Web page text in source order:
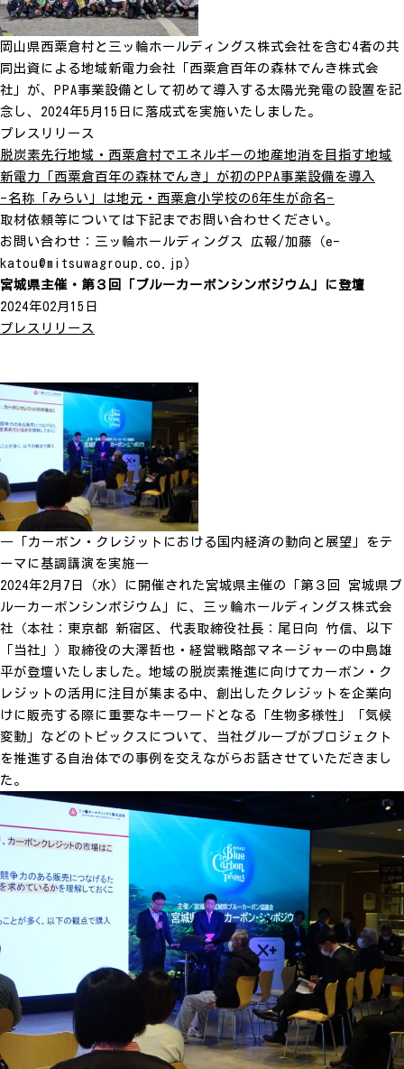
岡山県西粟倉村と三ッ輪ホールディングス株式会社を含む4者の共
同出資による地域新電力会社「西粟倉百年の森林でんき株式会
社」が、PPA事業設備として初めて導入する太陽光発電の設置を記
念し、2024年5月15日に落成式を実施いたしました。
プレスリリース
脱炭素先行地域・西粟倉村でエネルギーの地産地消を目指す地域
新電力「西粟倉百年の森林でんき」が初のPPA事業設備を導入
-名称「みらい」は地元・西粟倉小学校の6年生が命名-
取材依頼等については下記までお問い合わせください。
お問い合わせ：三ッ輪ホールディングス 広報/加藤（e-
katou@mitsuwagroup.co.jp）
宮城県主催・第３回「ブルーカーボンシンポジウム」に登壇
2024年02月15日
プレスリリース
―「カーボン・クレジットにおける国内経済の動向と展望」をテ
ーマに基調講演を実施―
2024年2月7日（水）に開催された宮城県主催の「第３回 宮城県ブ
ルーカーボンシンポジウム」に、三ッ輪ホールディングス株式会
社（本社：東京都 新宿区、代表取締役社長：尾日向 竹信、以下
「当社」）取締役の大澤哲也・経営戦略部マネージャーの中島雄
平が登壇いたしました。地域の脱炭素推進に向けてカーボン・ク
レジットの活用に注目が集まる中、創出したクレジットを企業向
けに販売する際に重要なキーワードとなる「生物多様性」「気候
変動」などのトピックスについて、当社グループがプロジェクト
を推進する自治体での事例を交えながらお話させていただきまし
た。